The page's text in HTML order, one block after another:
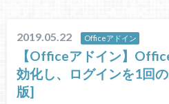
2019.05.22 Officeアドイン
【Officeアドイン】
効化し、ログインを1回
版]